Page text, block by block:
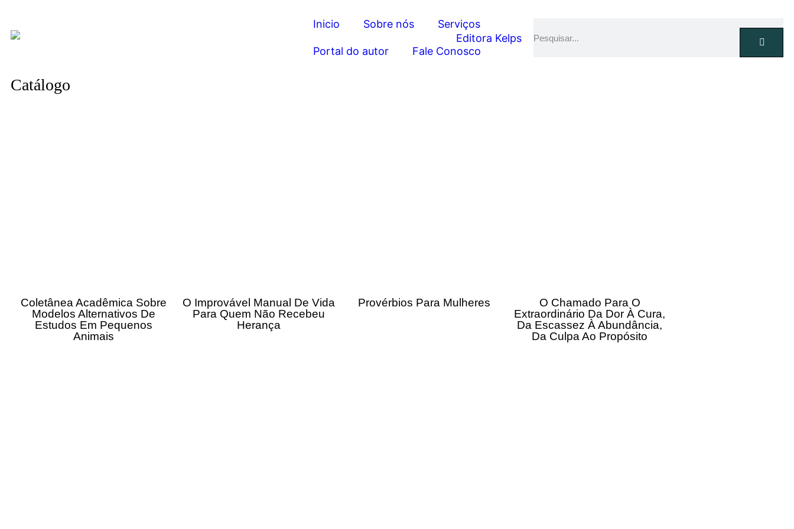
Inicio Sobre nós Serviços
Portal do autor Fale Conosco
Catálogo
Coletânea Acadêmica Sobre
Modelos Alternativos De
Estudos Em Pequenos
Animais
O Improvável Manual De Vida
Para Quem Não Recebeu
Herança
Provérbios Para Mulheres
O Chamado Para O
Extraordinário Da Dor À Cura,
Da Escassez À Abundância,
Da Culpa Ao Propósito